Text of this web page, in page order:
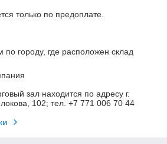
только по предоплате.
по городу, где расположен склад
зал находится по адресу г.
102; тел. +7 771 006 70 44